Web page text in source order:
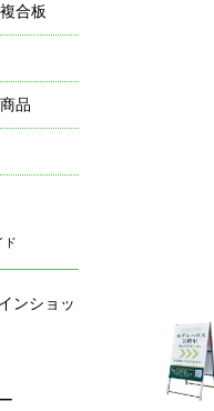
合板
品
ド
ンショッ